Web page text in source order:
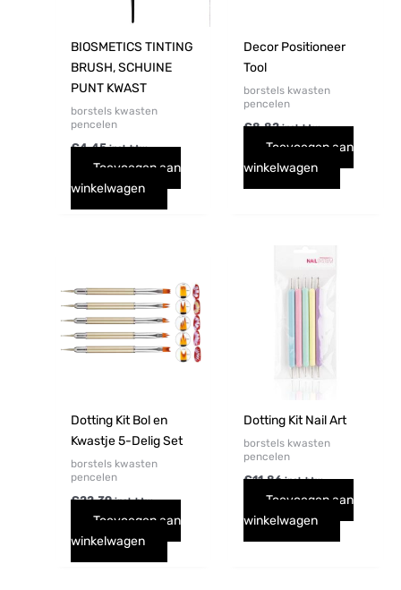
BIOSMETICS TINTING
BRUSH, SCHUINE
PUNT KWAST
borstels kwasten
pencelen
€4,45 incl. btw
Toevoegen aan
winkelwagen
Decor Positioneer
Tool
borstels kwasten
pencelen
€8,82 incl. btw
Toevoegen aan
winkelwagen
Dotting Kit Bol en
Kwastje 5-Delig Set
borstels kwasten
pencelen
€22,39 incl. btw
Toevoegen aan
winkelwagen
Dotting Kit Nail Art
borstels kwasten
pencelen
€11,86 incl. btw
Toevoegen aan
winkelwagen